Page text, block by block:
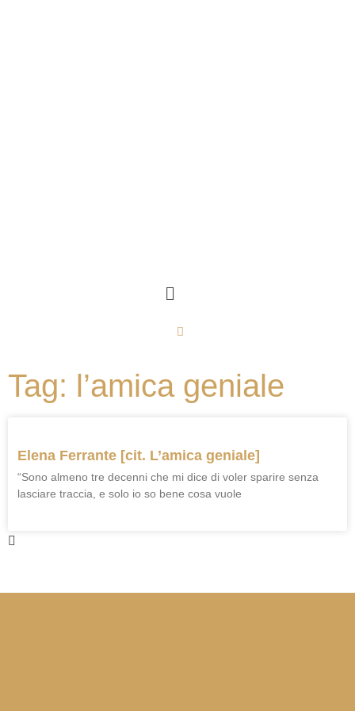
Tag: l’amica geniale
Elena Ferrante [cit. L’amica geniale]
“Sono almeno tre decenni che mi dice di voler sparire senza
lasciare traccia, e solo io so bene cosa vuole